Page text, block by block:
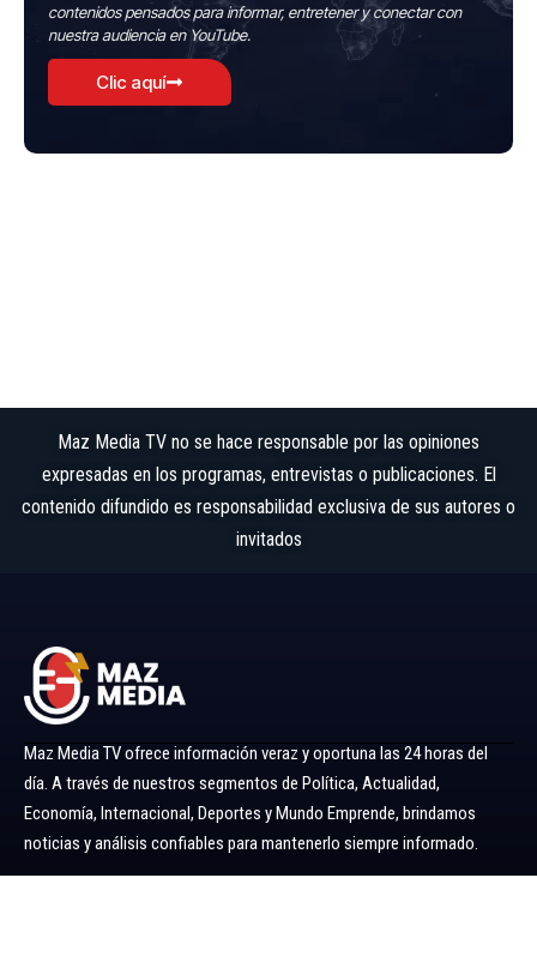
contenidos pensados para informar, entretener y conectar con
nuestra audiencia en YouTube.
Clic aquí
Maz Media TV no se hace responsable por las opiniones
expresadas en los programas, entrevistas o publicaciones. El
contenido difundido es responsabilidad exclusiva de sus autores o
invitados
Maz Media TV ofrece información veraz y oportuna las 24 horas del
día. A través de nuestros segmentos de Política, Actualidad,
Economía, Internacional, Deportes y Mundo Emprende, brindamos
noticias y análisis confiables para mantenerlo siempre informado.